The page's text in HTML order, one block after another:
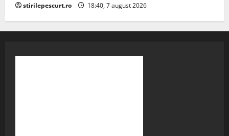
stirilepescurt.ro 18:40, 7 august 2026